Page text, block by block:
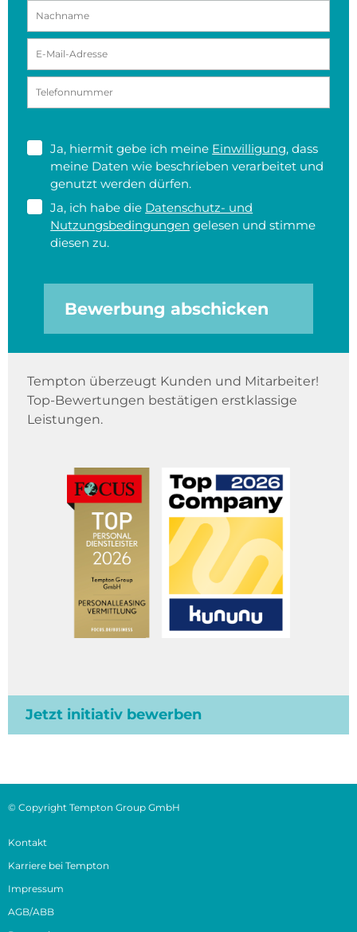
Ja, hiermit gebe ich meine Einwilligung, dass
meine Daten wie beschrieben verarbeitet und
genutzt werden dürfen.
Ja, ich habe die Datenschutz- und
Nutzungsbedingungen gelesen und stimme
diesen zu.
Bewerbung abschicken
Tempton überzeugt Kunden und Mitarbeiter!
Top-Bewertungen bestätigen erstklassige
Leistungen.
Jetzt initiativ bewerben
© Copyright Tempton Group GmbH
Kontakt
Karriere bei Tempton
Impressum
AGB/ABB